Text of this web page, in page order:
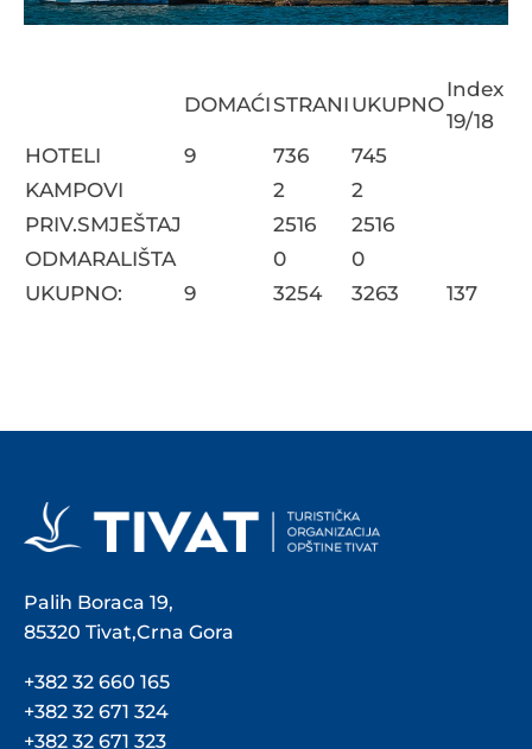
DOMAĆISTRANI UKUPNO
Index
19/18
HOTELI
9 736
745
KAMPOVI
2
2
PRIV.SMJEŠTAJ
2516
2516
ODMARALIŠTA
0
0
UKUPNO:
9 3254 3263 137
Palih Boraca 19,
85320 Tivat,Crna Gora
+382 32 660 165
+382 32 671 324
+382 32 671 323